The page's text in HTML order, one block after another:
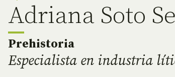
Adriana Soto
Prehistoria
Especialista en industria